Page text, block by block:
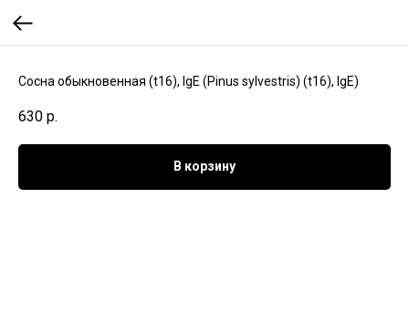
Сосна обыкновенная (t16), IgE (Pinus sylvestris) (t16), IgE)
630 р.
В корзину